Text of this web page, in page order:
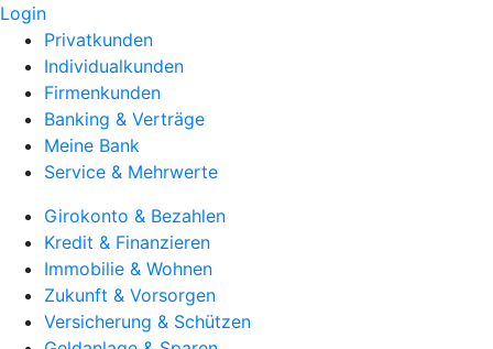
Login
Privatkunden
Individualkunden
Firmenkunden
Banking & Verträge
Meine Bank
Service & Mehrwerte
Girokonto & Bezahlen
Kredit & Finanzieren
Immobilie & Wohnen
Zukunft & Vorsorgen
Versicherung & Schützen